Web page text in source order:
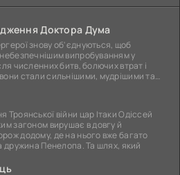
Доктора Дума
знову об'єднуються, щоб
випробуванням у
численних битв, болючих втрат і
стали сильнішими, мудрішими та
Троянської війни цар Ітаки Одіссей
загоном вирушає в довгу й
додому, де на нього вже багато
дружина Пенелопа. Та шлях, який